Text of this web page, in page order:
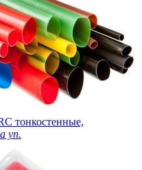
тонкостенные,
уп.